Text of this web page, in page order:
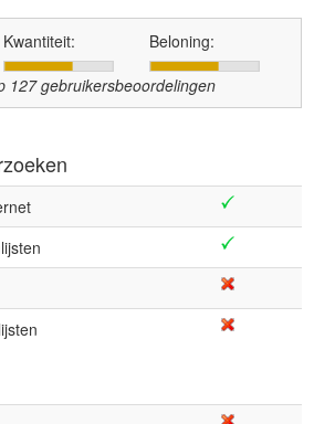
Kwantiteit:
Beloning:
127gebruikersbeoordelingen